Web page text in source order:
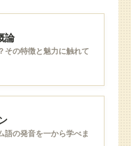
論
その特徴と魅力に触れて
語の発音を一から学べま